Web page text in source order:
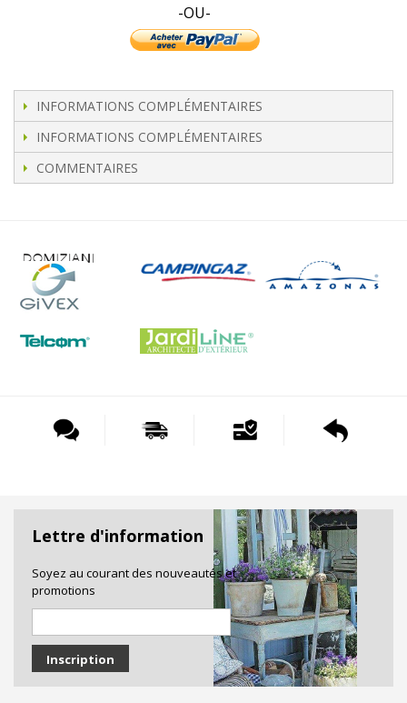
-OU-
INFORMATIONS COMPLÉMENTAIRES
INFORMATIONS COMPLÉMENTAIRES
COMMENTAIRES
Lettre d'information
Inscription